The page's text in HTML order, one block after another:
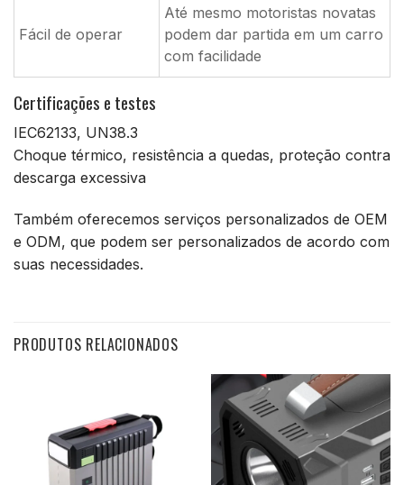
Fácil de operar
Até mesmo motoristas novatas
podem dar partida em um carro
com facilidade
Certificações e testes
IEC62133, UN38.3
Choque térmico, resistência a quedas, proteção contra
descarga excessiva
Também oferecemos serviços personalizados de OEM
e ODM, que podem ser personalizados de acordo com
suas necessidades.
PRODUTOS RELACIONADOS